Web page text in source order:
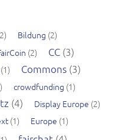
Bildung (2)
(2) CC (3)
(1) Commons (3)
crowdfunding (1)
(4) Display Europe (2)
(1) Europe (1)